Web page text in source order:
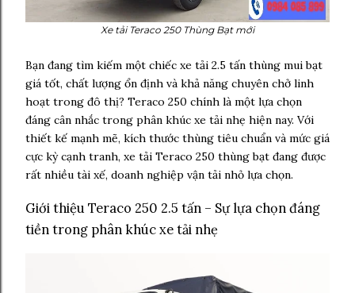
Xe tải Teraco 250 Thùng Bạt mới
Bạn đang tìm kiếm một chiếc xe tải 2.5 tấn thùng mui bạt
giá tốt, chất lượng ổn định và khả năng chuyên chở linh
hoạt trong đô thị? Teraco 250 chính là một lựa chọn
đáng cân nhắc trong phân khúc xe tải nhẹ hiện nay. Với
thiết kế mạnh mẽ, kích thước thùng tiêu chuẩn và mức giá
cực kỳ cạnh tranh, xe tải Teraco 250 thùng bạt đang được
rất nhiều tài xế, doanh nghiệp vận tải nhỏ lựa chọn.
Giới thiệu Teraco 250 2.5 tấn – Sự lựa chọn đáng
tiền trong phân khúc xe tải nhẹ